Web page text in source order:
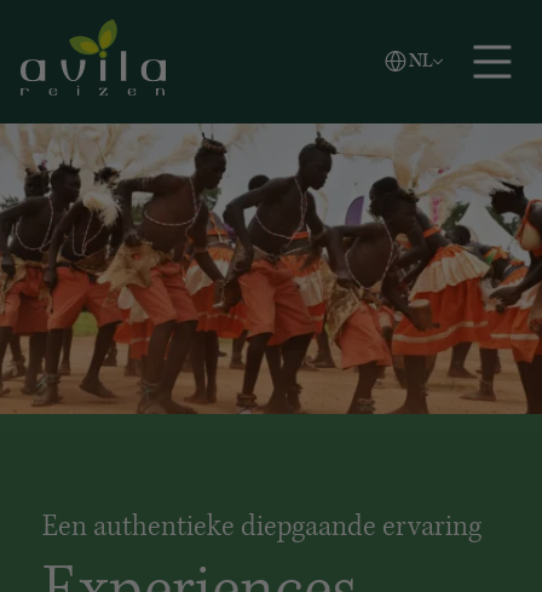
Zoeken
NL
Vlaams
English
Een authentieke diepgaande ervaring